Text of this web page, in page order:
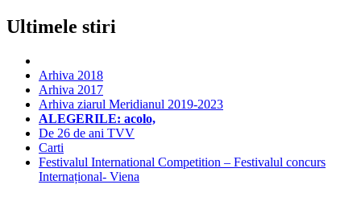
Ultimele stiri
Arhiva 2018
Arhiva 2017
Arhiva ziarul Meridianul 2019-2023
ALEGERILE: acolo,
De 26 de ani TVV
Carti
Festivalul International Competition – Festivalul concurs
Internațional- Viena